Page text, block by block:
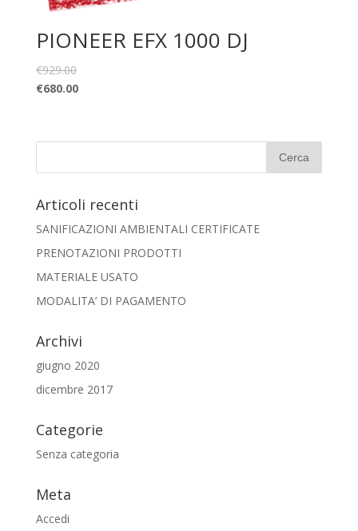
PIONEER EFX 1000 DJ
€929.00
€680.00
Articoli recenti
SANIFICAZIONI AMBIENTALI CERTIFICATE
PRENOTAZIONI PRODOTTI
MATERIALE USATO
MODALITA’ DI PAGAMENTO
Archivi
giugno 2020
dicembre 2017
Categorie
Senza categoria
Meta
Accedi